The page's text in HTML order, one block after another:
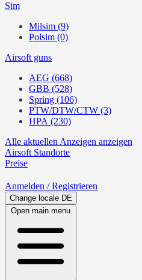
Sim
Milsim (9)
Polsim (0)
Airsoft guns
AEG (668)
GBB (528)
Spring (106)
PTW/DTW/CTW (3)
HPA (230)
Alle aktuellen Anzeigen anzeigen
Airsoft Standorte
Preise
Anmelden / Registrieren
Change locale DE
Open main menu